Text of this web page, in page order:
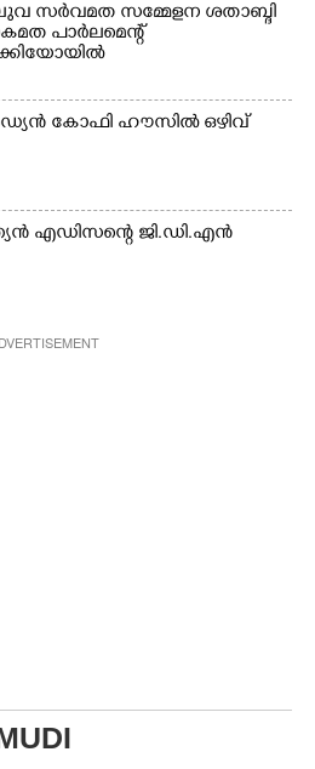
സർവമത സമ്മേളന ശതാബ്ദി
പാർലമെന്റ്
കോഫി ഹൗസിൽ ഒഴിവ്
എഡിസന്റെ ജി.ഡി.എൻ